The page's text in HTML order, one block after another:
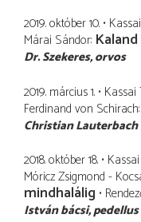
2019. október 10.
Márai Sándor Kaland
Dr. Szekeres orvos
2019. március 1.
Ferdinand von Schirach
Christian Lauterbach
2018. október 18.
Móricz Zsigmond -
mindhalálig
István bácsi pedellus